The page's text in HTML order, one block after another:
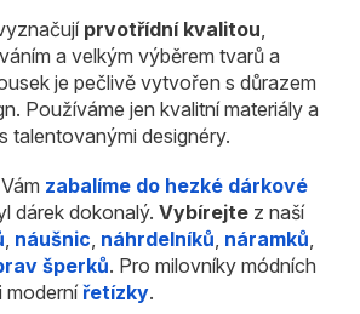
prvotřídní kvalitou,
a velkým výběrem tvarů a
je pečlivě vytvořen s důrazem
Používáme jen kvalitní materiály a
talentovanými designéry.
zabalíme do hezké dárkové
dárek dokonalý. Vybírejte z naší
, náušnic, náhrdelníků, náramků,
šperků. Pro milovníky módních
modernířetízky.